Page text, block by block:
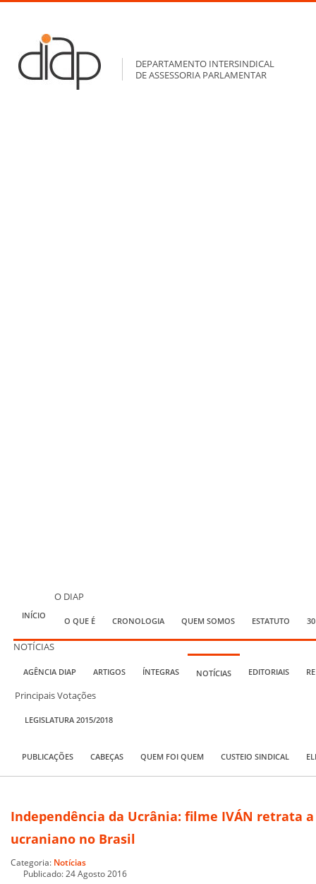
DEPARTAMENTO INTERSINDICAL
DE ASSESSORIA PARLAMENTAR
INÍCIO
O DIAP
O QUE É CRONOLOGIA QUEM SOMOS ESTATUTO
NOTÍCIAS
AGÊNCIA DIAP ARTIGOS ÍNTEGRAS NOTÍCIAS EDITORIAIS
Principais Votações
LEGISLATURA 2015/2018
PUBLICAÇÕES CABEÇAS QUEM FOI QUEM CUSTEIO SINDICAL
Independência da Ucrânia: filme IVÁN retrata
ucraniano no Brasil
Categoria: Notícias
Publicado: 24 Agosto 2016